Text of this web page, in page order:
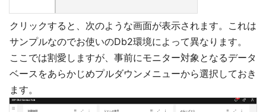
クリックすると、次のような画面が表示されます。これは
サンプルなのでお使いのDb2環境によって異なります。
ここでは割愛しますが、事前にモニター対象となるデータ
ベースをあらかじめプルダウンメニューから選択しておき
ます。